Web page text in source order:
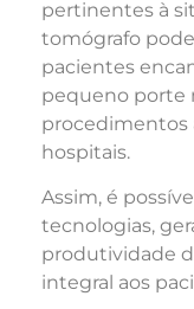
pertinentes à
tomógrafo
pacientes
pequeno porte
procedimentos
hospitais.
Assim, é
tecnologias,
produtividade
integral aos